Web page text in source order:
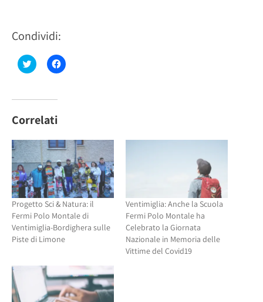
Condividi:
Fai
clic
su
apre
una
nuova
finestra)
Fai
clic
nuova
finestra)
Correlati
Progetto Sci & Natura: il
Fermi Polo Montale di
Ventimiglia-Bordighera sulle
Piste di Limone
Ventimiglia: Anche la Scuola
Fermi Polo Montale ha
Celebrato la Giornata
Nazionale in Memoria delle
Vittime del Covid19